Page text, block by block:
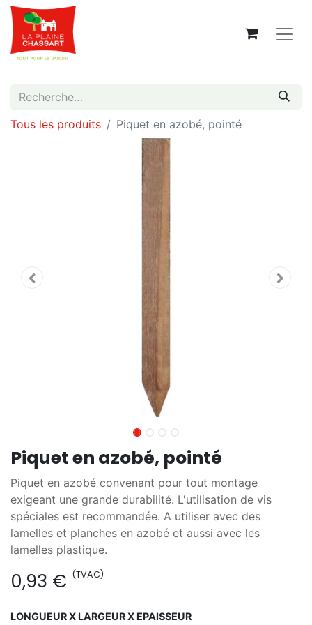
Tous les produits Piquet en azobé, pointé
Piquet en azobé, pointé
Piquet en azobé convenant pour tout montage
exigeant une grande durabilité. L'utilisation de vis
spéciales est recommandée. A utiliser avec des
lamelles et planches en azobé et aussi avec les
lamelles plastique.
0,93 € (TVAC)
LONGUEUR X LARGEUR X EPAISSEUR